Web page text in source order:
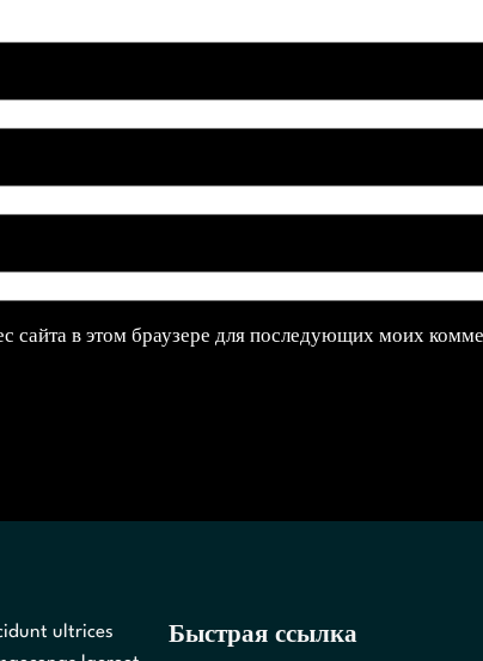
сайта в этом браузере для последующих моих
ultrices
Быстрая ссылка